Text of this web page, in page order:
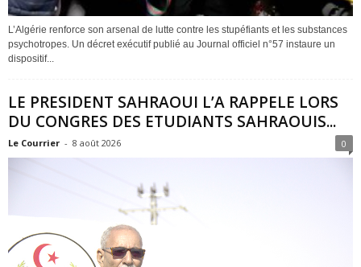
L’Algérie renforce son arsenal de lutte contre les stupéfiants et les substances
psychotropes. Un décret exécutif publié au Journal officiel n°57 instaure un
dispositif...
LE PRESIDENT SAHRAOUI L’A RAPPELE LORS
DU CONGRES DES ETUDIANTS SAHRAOUIS...
Le Courrier - 8 août 2026 0